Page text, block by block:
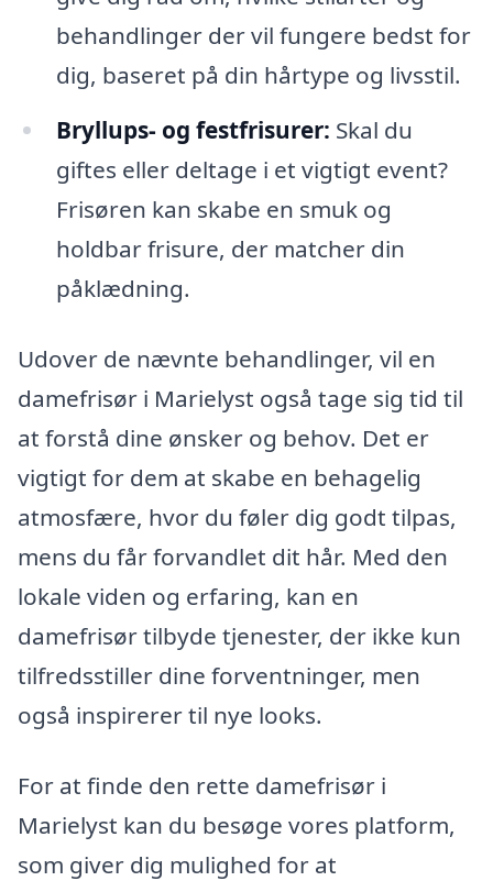
behandlinger der vil fungere bedst for
dig, baseret på din hårtype og livsstil.
Bryllups- og festfrisurer: Skal du
giftes eller deltage i et vigtigt event?
Frisøren kan skabe en smuk og
holdbar frisure, der matcher din
påklædning.
Udover de nævnte behandlinger, vil en
damefrisør i Marielyst også tage sig tid til
at forstå dine ønsker og behov. Det er
vigtigt for dem at skabe en behagelig
atmosfære, hvor du føler dig godt tilpas,
mens du får forvandlet dit hår. Med den
lokale viden og erfaring, kan en
damefrisør tilbyde tjenester, der ikke kun
tilfredsstiller dine forventninger, men
også inspirerer til nye looks.
For at finde den rette damefrisør i
Marielyst kan du besøge vores platform,
som giver dig mulighed for at